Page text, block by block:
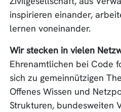
inspirieren einander,
lernen voneinander.
Wir stecken in vielen
Ehrenamtlichen bei Code
sich zu gemeinnützigen
Offenes Wissen und
Strukturen, bundesweiten